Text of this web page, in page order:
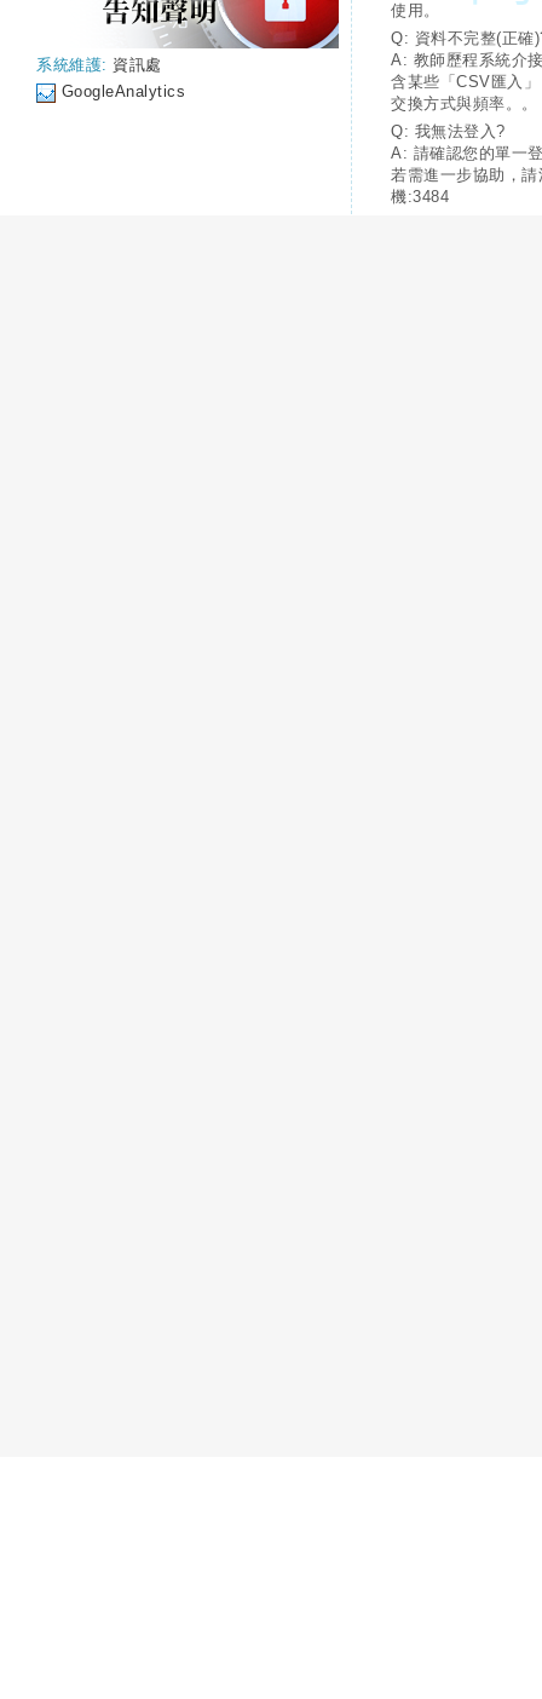
系統維護: 資訊處
GoogleAnalytics
使用。
Q: 資料不完整(正確
A: 教師歷程系統介
含某些「CSV匯入
交換方式與頻率。。
Q: 我無法登入?
A: 請確認您的單一
若需進一步協助，
機:3484